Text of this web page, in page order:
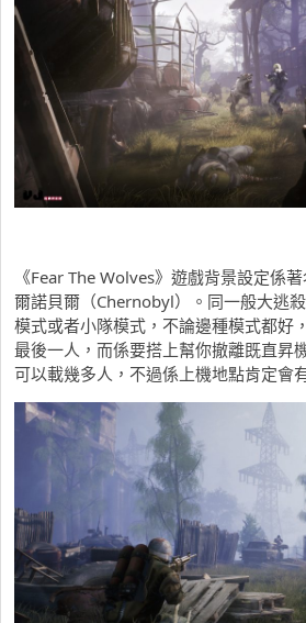
《Fear The Wolves》遊戲背景設定係
爾諾貝爾（Chernobyl）。同一般大逃
模式或者小隊模式，不論邊種模式都好
最後一人，而係要搭上幫你撤離既直昇
可以載幾多人，不過係上機地點肯定會